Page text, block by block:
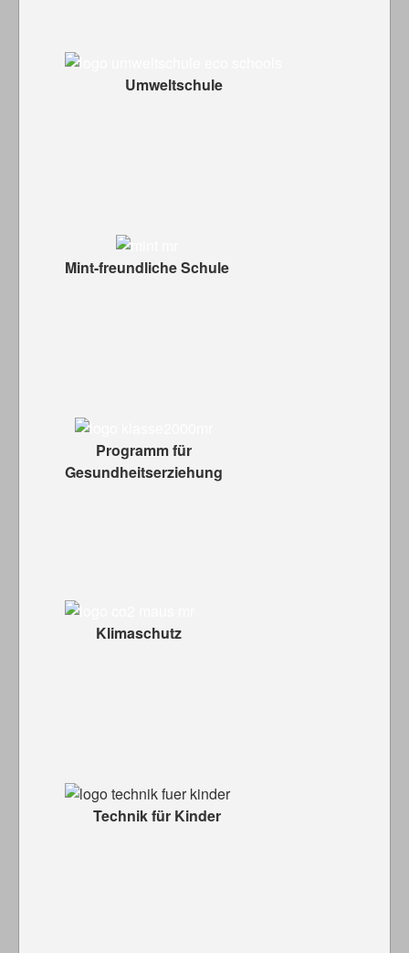
Umweltschule
Mint-freundliche Schule
Programm für
Gesundheitserziehung
Klimaschutz
Technik für Kinder